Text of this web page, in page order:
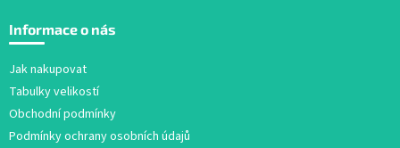
p
Informace o nás
Jak nakupovat
Tabulky velikostí
Obchodní podmínky
Podmínky ochrany osobních údajů